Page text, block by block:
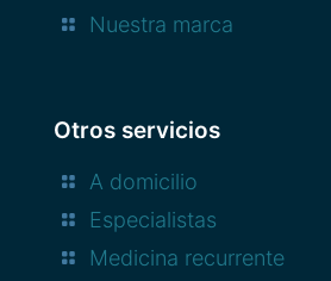
Nuestra marca
Otros servicios
A domicilio
Especialistas
Medicina recurrente